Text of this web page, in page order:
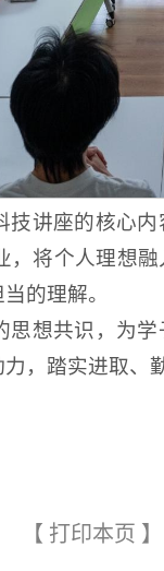
讲座的核心
将个人理想
的理解。
想共识，为
，踏实进取、
【 打印本页 】